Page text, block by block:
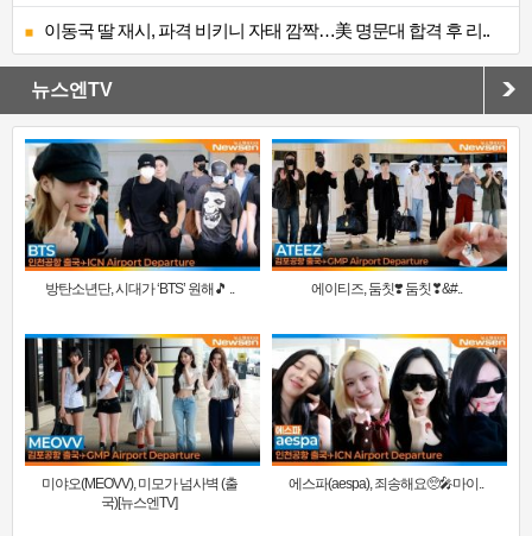
이동국 딸 재시, 파격 비키니 자태 깜짝…美 명문대 합격 후 리..
뉴스엔TV
방탄소년단, 시대가 ‘BTS’ 원해🎵 .. 에이티즈, 둠칫❣️ 둠칫❣&#..
미야오(MEOVV), 미모가 넘사벽 (출
국)[뉴스엔TV]
에스파(aespa), 죄송해요🥺🎤마이..